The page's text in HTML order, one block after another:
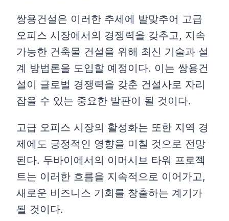
쌍용건설은 이러한 추세에 발맞추어 고급
오피스 시장에서의 경쟁력을 갖추고, 지속
가능한 건축물 건설을 위해 최신 기술과 설
계 방법론을 도입할 예정이다. 이는 쌍용건
설이 글로벌 경쟁력을 갖춘 건설사로 자리
잡을 수 있는 중요한 발판이 될 것이다.
고급 오피스 시장의 활성화는 또한 지역 경
제에도 긍정적인 영향을 미칠 것으로 전망
된다. 두바이에서의 이머시브 타워 프로젝
트는 이러한 흐름을 지속적으로 이어가고,
새로운 비즈니스 기회를 창출하는 계기가
될 것이다.